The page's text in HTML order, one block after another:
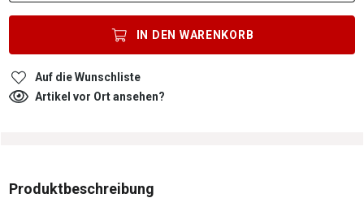
IN DEN WARENKORB
Auf die Wunschliste
Artikel vor Ort ansehen?
Produktbeschreibung